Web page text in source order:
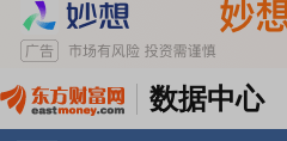
数据中心